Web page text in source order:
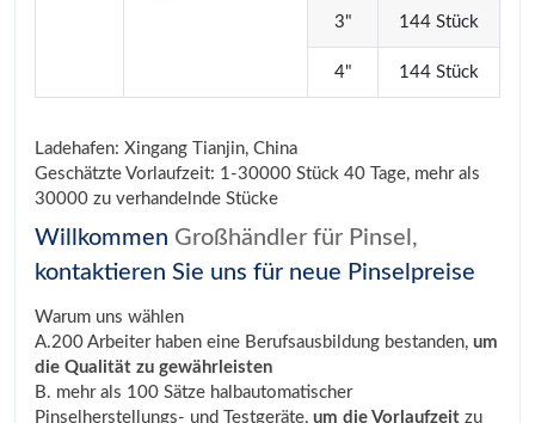
3" 144 Stück
4" 144 Stück
Ladehafen: Xingang Tianjin, China
Geschätzte Vorlaufzeit: 1-30000 Stück 40 Tage, mehr als
30000 zu verhandelnde Stücke
Willkommen Großhändler für Pinsel,
kontaktieren Sie uns für neue Pinselpreise
Warum uns wählen
A.200 Arbeiter haben eine Berufsausbildung bestanden, um
die Qualität zu gewährleisten
B. mehr als 100 Sätze halbautomatischer
Pinselherstellungs- und Testgeräte, um die Vorlaufzeit zu